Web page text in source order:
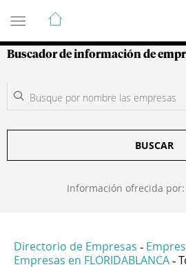
Guía de Empresas
Buscador de información de
BUSCAR
Información ofrecida por:
Directorio de Empresas -
Empresas en FLORIDABLANCA -